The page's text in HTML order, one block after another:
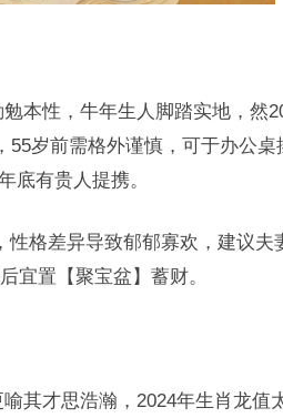
本性，牛年生人脚踏实地，然
55岁前需格外谨慎，可于办公
底有贵人提携。
格差异导致郁郁寡欢，建议夫
宜置【聚宝盆】蓄财。
其才思浩瀚，2024年生肖龙值